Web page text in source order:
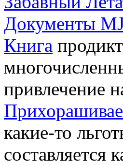
Документы
Книга
привлечение
какие-то
составляется